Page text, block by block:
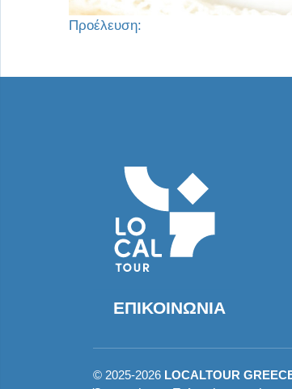
Προέλευση:
ΕΠΙΚΟΙΝΩΝΊΑ
© 2025-2026 LOCALTOUR